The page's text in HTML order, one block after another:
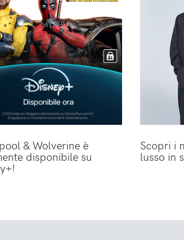
& Wolverine è
disponibile su
Scopri i
lusso in